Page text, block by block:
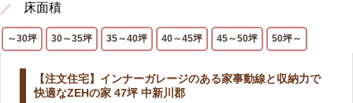
床面積
～30坪 30～35坪 35～40坪 40～45坪 45～50坪 50坪～
【注文住宅】インナーガレージのある家事動線と収納力で
快適なZEHの家 47坪 中新川郡